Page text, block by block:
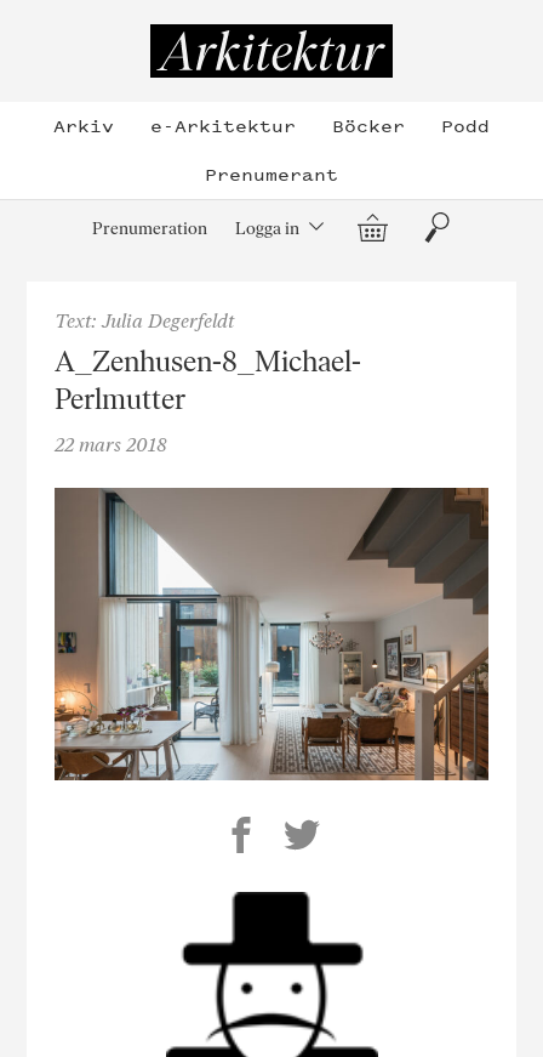
Arkiv e-Arkitektur Böcker
Podd
Prenumerant
Prenumeration Logga in Varukorg
Sök
Text: Julia Degerfeldt
A_Zenhusen-8_Michael-
Perlmutter
22 mars 2018